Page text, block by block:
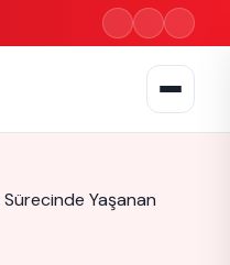
Sürecinde Yaşanan